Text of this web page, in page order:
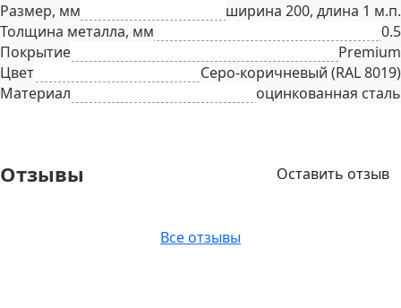
Размер, мм
ширина 200, длина 1 м.п.
Толщина металла, мм
0.5
Покрытие
Premium
Цвет
Серо-коричневый (RAL 8019)
Материал
оцинкованная сталь
Отзывы Оставить отзыв
Все отзывы